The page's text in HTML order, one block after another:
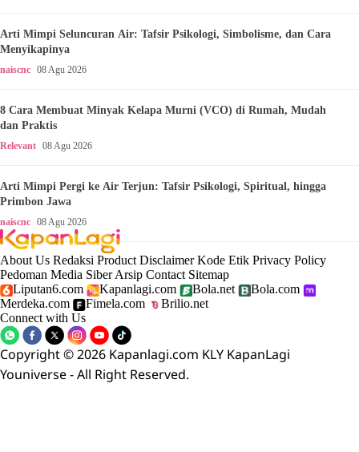
Arti Mimpi Seluncuran Air: Tafsir Psikologi, Simbolisme, dan Cara
Menyikapinya
naiscnc 08 Agu 2026
8 Cara Membuat Minyak Kelapa Murni (VCO) di Rumah, Mudah
dan Praktis
Relevant 08 Agu 2026
Arti Mimpi Pergi ke Air Terjun: Tafsir Psikologi, Spiritual, hingga
Primbon Jawa
naiscnc 08 Agu 2026
About Us Redaksi Product Disclaimer Kode Etik Privacy Policy
Pedoman Media Siber Arsip Contact Sitemap
Liputan6.com
Kapanlagi.com Bola.net
Bola.com
Merdeka.com
Fimela.com
Brilio.net
Connect with Us
Copyright © 2026 Kapanlagi.com KLY KapanLagi
Youniverse - All Right Reserved.